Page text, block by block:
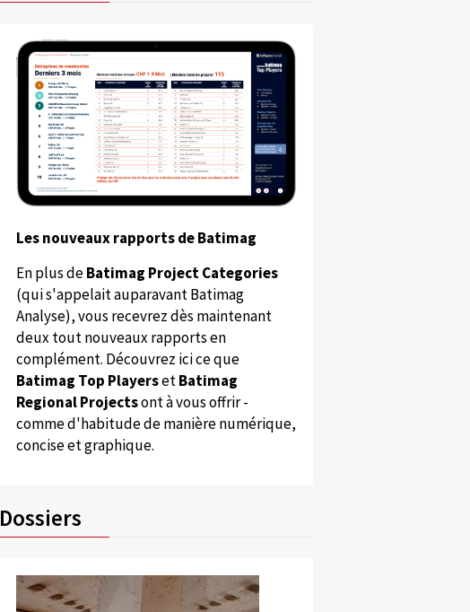
Les nouveaux rapports de Batimag
En plus deBatimag Project Categories
(qui s'appelait auparavant Batimag
Analyse), vous recevrez dès maintenant
deux tout nouveaux rapports en
complément. Découvrez ici ce que
Batimag Top PlayersetBatimag
Regional Projectsont à vous offrir -
comme d'habitude de manière numérique,
concise et graphique.
Dossiers